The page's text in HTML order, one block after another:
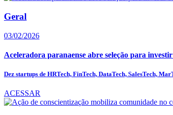
Geral
03/02/2026
Aceleradora paranaense abre seleção para
Dez startups de HRTech, FinTech, DataTech, SalesTech,
ACESSAR